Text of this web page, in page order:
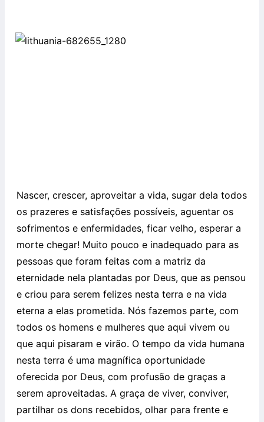
Nascer, crescer, aproveitar a vida, sugar dela todos
os prazeres e satisfações possíveis, aguentar os
sofrimentos e enfermidades, ficar velho, esperar a
morte chegar! Muito pouco e inadequado para as
pessoas que foram feitas com a matriz da
eternidade nela plantadas por Deus, que as pensou
e criou para serem felizes nesta terra e na vida
eterna a elas prometida. Nós fazemos parte, com
todos os homens e mulheres que aqui vivem ou
que aqui pisaram e virão. O tempo da vida humana
nesta terra é uma magnífica oportunidade
oferecida por Deus, com profusão de graças a
serem aproveitadas. A graça de viver, conviver,
partilhar os dons recebidos, olhar para frente e